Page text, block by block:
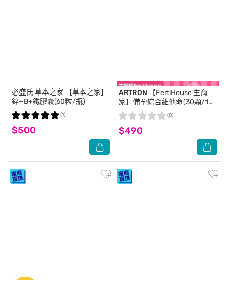
必盛氏 草本之家 【草本之家】
鋅+B+鐵膠囊(60粒/瓶)
$500
(1)
ARTRON 【FertiHouse 生育
家】備孕綜合維他命(30顆/1月
份)
$490
(0)